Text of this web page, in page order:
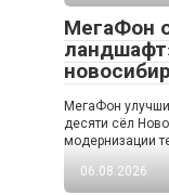
МегаФон
МегаФон
десяти сёл
модернизации
06.08.2026